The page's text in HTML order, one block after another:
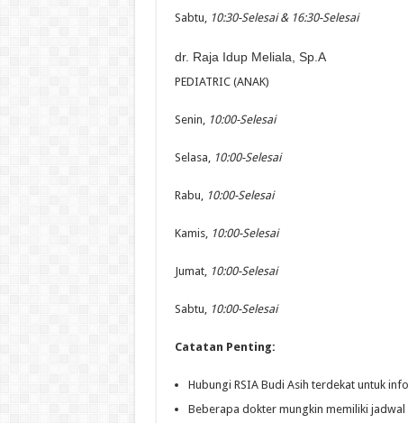
Sabtu, 10:30-Selesai & 16:30-Selesai
dr. Raja Idup Meliala, Sp.A
PEDIATRIC (ANAK)
Senin, 10:00-Selesai
Selasa, 10:00-Selesai
Rabu, 10:00-Selesai
Kamis, 10:00-Selesai
Jumat, 10:00-Selesai
Sabtu, 10:00-Selesai
Catatan Penting:
Hubungi RSIA Budi Asih terdekat untuk
Beberapa dokter mungkin memiliki